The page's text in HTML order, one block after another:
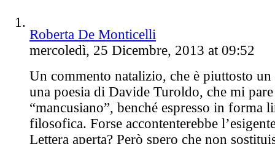
Roberta De Monticelli
mercoledì, 25 Dicembre, 2013 at 09:52
Un commento natalizio, che è piuttosto
una poesia di Davide Turoldo, che mi
“mancusiano”, benché espresso in forma
filosofica. Forse accontenterebbe
Lettera aperta? Però spero che non